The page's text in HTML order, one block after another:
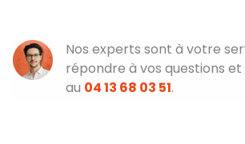
Nos experts sont à votre
répondre à vos questions
au 04 13 68 03 51.